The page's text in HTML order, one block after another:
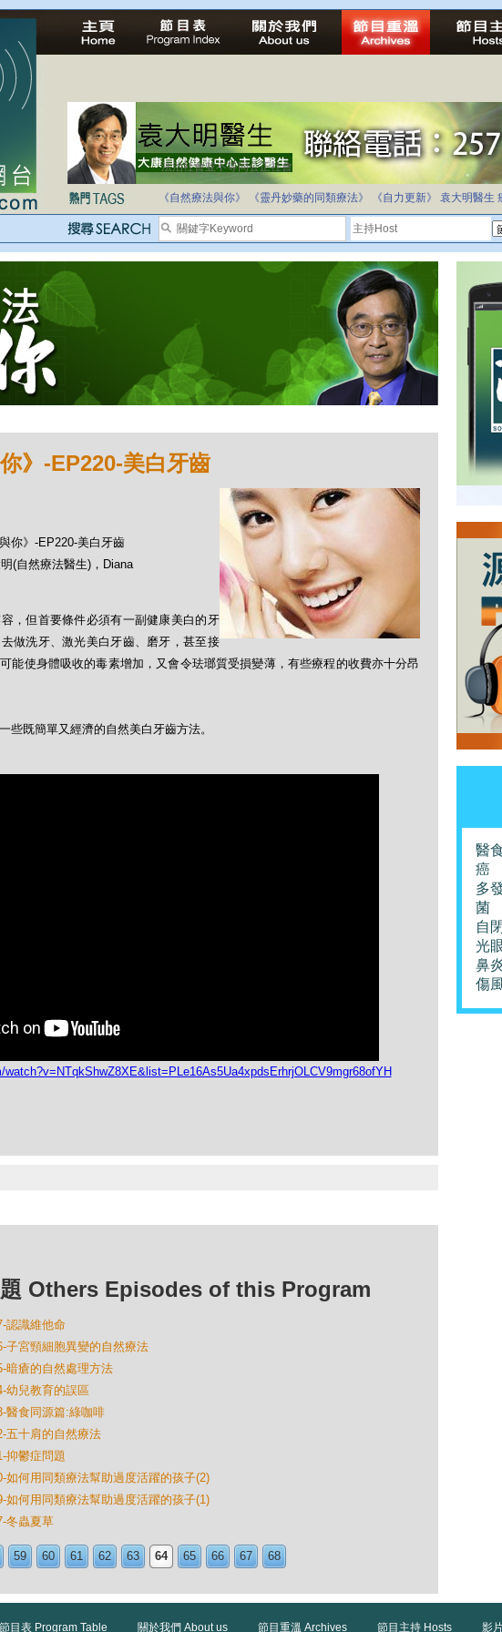
法治社會並不等同公正社會
自家教育合法化-推動多元化教育，全民學卷制
《自然療法與你》
《靈丹妙藥的同類療法》 《自力更新》 袁大明醫生
》-EP220-美白牙齒
你》-EP220-美白牙齒
(自然療法醫生)，Diana
，但首要條件必須有一副健康美白的牙
做洗牙、激光美白牙齒、磨牙，甚至接
能使身體吸收的毒素增加，又會令珐瑯質受損變薄，有些療程的收費亦十分昂
些既簡單又經濟的自然美白牙齒方法。
watch?v=NTqkShwZ8XE&list=PLe16As5Ua4xpdsErhrjOLCV9mgr68ofYH
Others Episodes of this Program
認識維他命
子宮頸細胞異變的自然療法
暗瘡的自然處理方法
幼兒教育的誤區
醫食同源篇:綠咖啡
五十肩的自然療法
抑鬱症問題
如何用同類療法幫助過度活躍的孩子(2)
如何用同類療法幫助過度活躍的孩子(1)
冬蟲夏草
59 60 61 62 63 64 65 66 67 68
醫
癌
多
菌
自
光
鼻
傷
節目表 Program Table 關於我們 About us 節目重溫 Archives 節目主持 Hosts 影